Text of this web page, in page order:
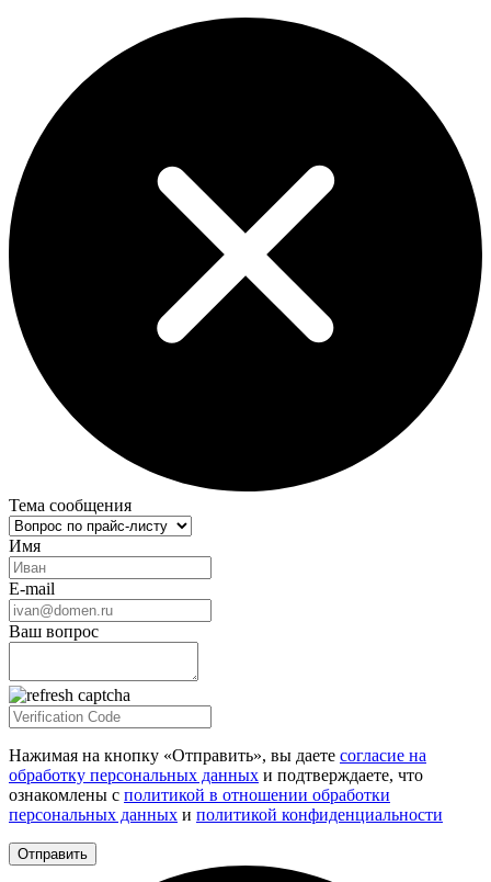
Тема сообщения
Имя
E-mail
Ваш вопрос
Нажимая на кнопку «Отправить», вы даете согласие на
обработку персональных данных и подтверждаете, что
ознакомлены с политикой в отношении обработки
персональных данных и политикой конфиденциальности